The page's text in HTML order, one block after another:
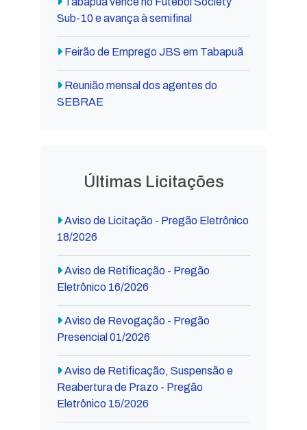
Sub-10 e avança à semifinal
Feirão de Emprego JBS em Tabapuã
Reunião mensal dos agentes do
SEBRAE
Últimas Licitações
Aviso de Licitação - Pregão Eletrônico
18/2026
Aviso de Retificação - Pregão
Eletrônico 16/2026
Aviso de Revogação - Pregão
Presencial 01/2026
Aviso de Retificação, Suspensão e
Reabertura de Prazo - Pregão
Eletrônico 15/2026